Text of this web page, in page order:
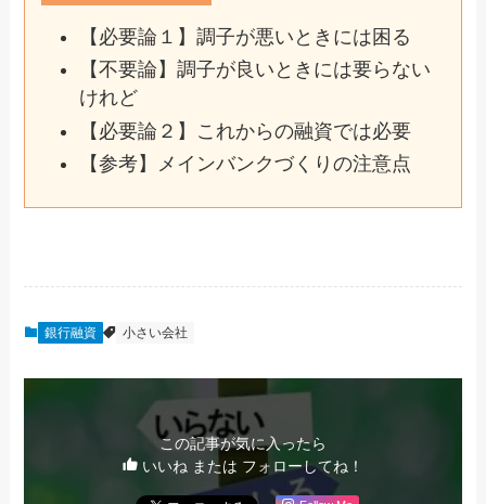
【必要論１】調子が悪いときには困る
【不要論】調子が良いときには要らない
けれど
【必要論２】これからの融資では必要
【参考】メインバンクづくりの注意点
銀行融資 小さい会社
この記事が気に入ったら
いいね または フォローしてね！